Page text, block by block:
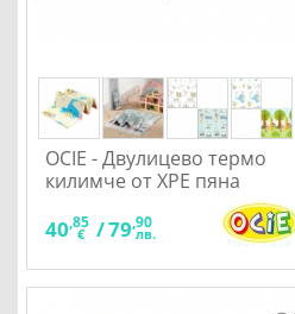
OCIE - Двулицево термо
килимче от XPE пяна
180x200х1см., асортимент
40,85
€ /79,90
лв.